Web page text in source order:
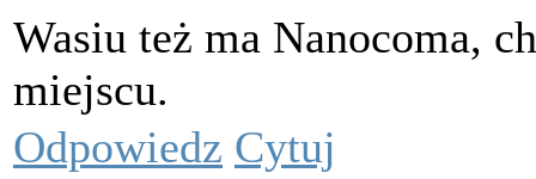
Wasiu też ma Nanocoma,
miejscu.
Odpowiedz Cytuj